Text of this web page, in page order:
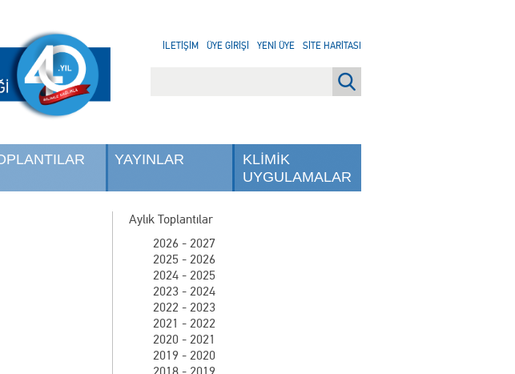
YAYINLAR
KLİMİK
UYGULAMALAR
İLETİŞİM ÜYE GİRİŞİ YENİ ÜYE SİTE HARİTASI
Aylık Toplantılar
2026 - 2027
2025 - 2026
2024 - 2025
2023 - 2024
2022 - 2023
2021 - 2022
2020 - 2021
2019 - 2020